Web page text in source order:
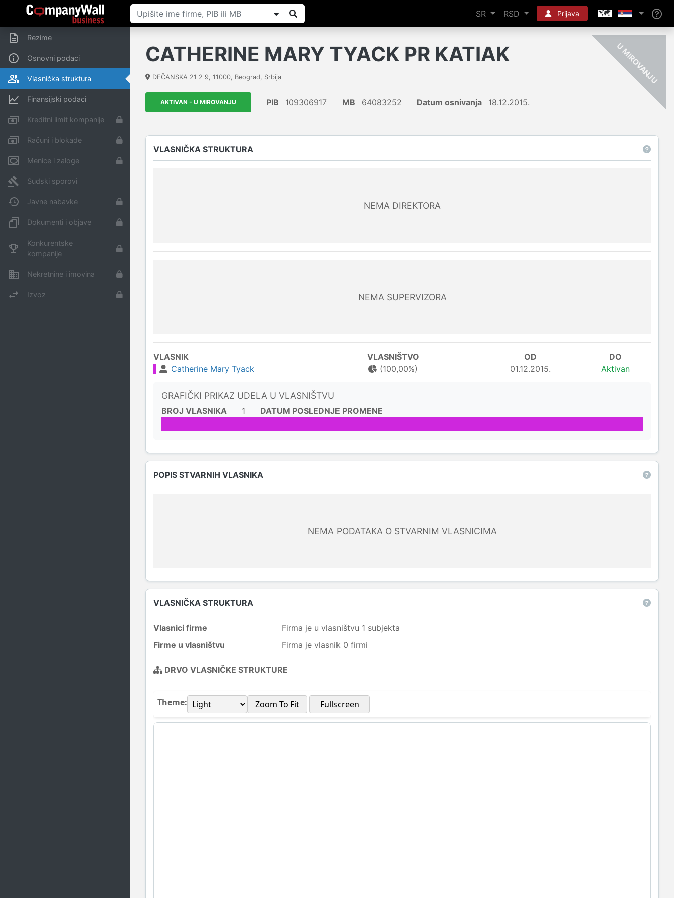
SR RSD Prijava
Rezime
Osnovni podaci
Vlasnička struktura
Finansijski podaci
Kreditni limit kompanije
Računi i blokade
Menice i zaloge
Sudski sporovi
Javne nabavke
Dokumenti i objave
Konkurentske
kompanije
Nekretnine i imovina
Izvoz
CATHERINE MARY TYACK PR KATIAK
DEČANSKA 21 2 9, 11000, Beograd, Srbija -
U
AKTIVAN - U MIROVANJU PIB 109306917 MB 64083252 Datum osnivanja 18.12.2015.
VLASNIČKA STRUKTURA
NEMA DIREKTORA
NEMA SUPERVIZORA
VLASNIK VLASNIŠTVO OD
DO
Catherine Mary Tyack
(100,00%) 01.12.2015. Aktivan
GRAFIČKI PRIKAZ UDELA U VLASNIŠTVU
BROJ VLASNIKA 1 DATUM POSLEDNJE PROMENE
POPIS STVARNIH VLASNIKA
NEMA PODATAKA O STVARNIM VLASNICIMA
VLASNIČKA STRUKTURA
Vlasnici firme
Firma je u vlasništvu 1 subjekta
Firme u vlasništvu
Firma je vlasnik 0 firmi
DRVO VLASNIČKE STRUKTURE
Theme: Zoom To Fit Fullscreen